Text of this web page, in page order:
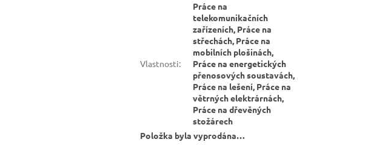
Vlastnosti:
Práce na
telekomunikačních
zařízeních, Práce na
střechách, Práce na
mobilních plošinách,
Práce na energetických
přenosových soustavách,
Práce na lešení, Práce na
větrných elektrárnách,
Práce na dřevěných
stožárech
Položka byla vyprodána…